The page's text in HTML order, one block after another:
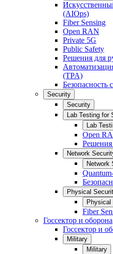
(AIOps)
Fiber Sensing
Open RAN
Private 5G
Public Safety
Решения для
(TPA)
Безопасность
Security
Security
Lab Testing for
Lab
Open
Решения
Network
Network
Physical
Fiber
Госсектор и оборона
Госсектор и
Military
Military